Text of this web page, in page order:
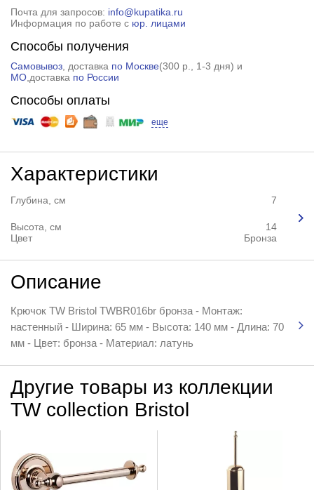
Почта для запросов: info@kupatika.ru
Информация по работе с юр. лицами
Способы получения
Самовывоз, доставка по Москве(300 р.
, 1-3 дня) и
МО,доставка по России
Способы оплаты
еще
Характеристики
Глубина, см 7
Высота, см
14
Цвет
Бронза
Описание
Крючок TW Bristol TWBR016br бронза - Монтаж:
настенный - Ширина: 65 мм - Высота: 140 мм - Длина: 70
мм - Цвет: бронза - Материал: латунь
Другие товары из коллекции
TW collection Bristol